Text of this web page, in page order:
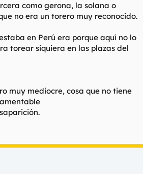
como gerona, la solana o
no era un torero muy reconocido.
en Perú era porque aquí no lo
torear siquiera en las plazas del
muy mediocre, cosa que no tiene